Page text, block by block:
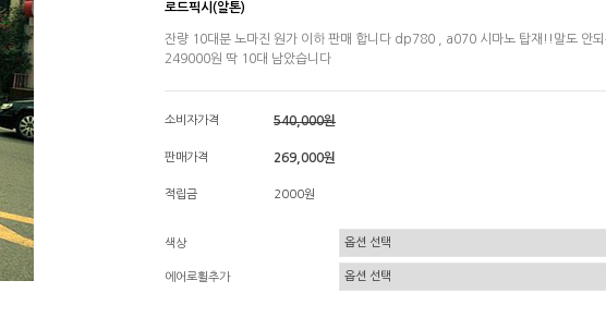
로드픽시(알톤)
잔량 10대분 노마진 원가 이하 판매 합니다 dp780 , a070 시마노 탑재!!말도 안
249000원 딱 10대 남았습니다
소비자가격 540,000원
판매가격 269,000원
적립금 2000원
색상
에어로휠추가